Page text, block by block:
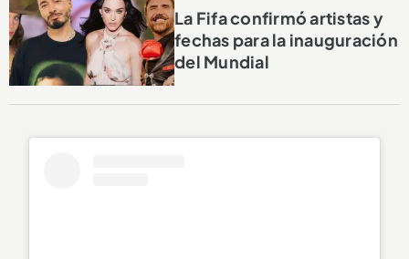
La Fifa confirmó artistas y
fechas para la inauguración
del Mundial